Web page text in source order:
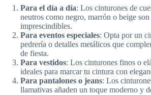
Para el día a día: Los cinturones de
neutros como negro, marrón o beige son
imprescindibles.
Para eventos especiales: Opta por un
pedrería o detalles metálicos que
de fiesta.
Para vestidos: Los cinturones finos o
ideales para marcar tu cintura con
Para pantalones o jeans: Los
llamativas añaden un toque moderno y